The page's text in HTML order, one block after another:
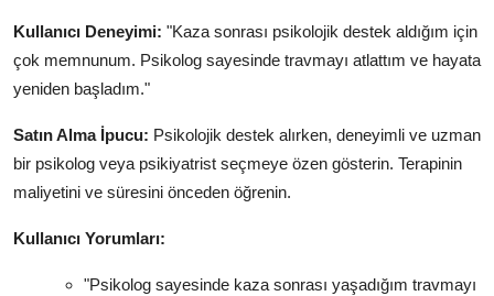
Kullanıcı Deneyimi: "Kaza sonrası psikolojik destek aldığım için
çok memnunum. Psikolog sayesinde travmayı atlattım ve hayata
yeniden başladım."
Satın Alma İpucu: Psikolojik destek alırken, deneyimli ve uzman
bir psikolog veya psikiyatrist seçmeye özen gösterin. Terapinin
maliyetini ve süresini önceden öğrenin.
Kullanıcı Yorumları:
"Psikolog sayesinde kaza sonrası yaşadığım travmayı